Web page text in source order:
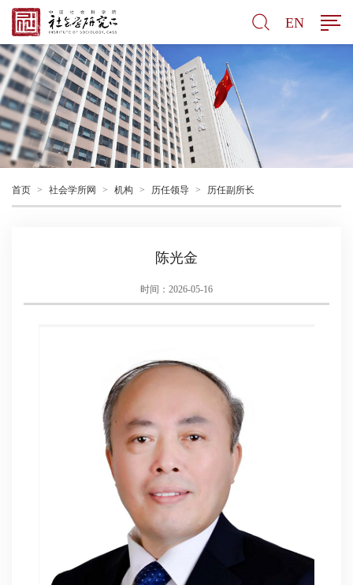
EN
首页 > 社会学所网 > 机构 > 历任领导 > 历任副所长
陈光金
时间：2026-05-16